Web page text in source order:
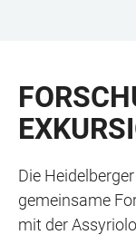
Die
gemeinsame
mit der